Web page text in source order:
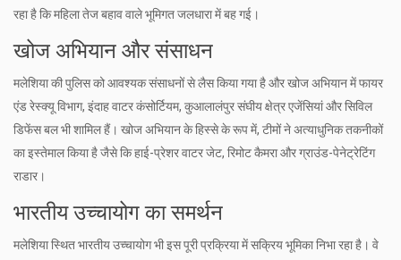
रहा है कि महिला तेज बहाव वाले भूमिगत जलधारा में बह गई।
खोज अभियान और संसाधन
मलेशिया की पुलिस को आवश्यक संसाधनों से लैस किया गया है और खोज अभियान में फायर
एंड रेस्क्यू विभाग, इंदाह वाटर कंसोर्टियम, कुआलालंपुर संघीय क्षेत्र एजेंसियां और सिविल
डिफेंस बल भी शामिल हैं। खोज अभियान के हिस्से के रूप में, टीमों ने अत्याधुनिक तकनीकों
का इस्तेमाल किया है जैसे कि हाई-प्रेशर वाटर जेट, रिमोट कैमरा और ग्राउंड-पेनेट्रेटिंग
राडार।
भारतीय उच्चायोग का समर्थन
मलेशिया स्थित भारतीय उच्चायोग भी इस पूरी प्रक्रिया में सक्रिय भूमिका निभा रहा है। वे